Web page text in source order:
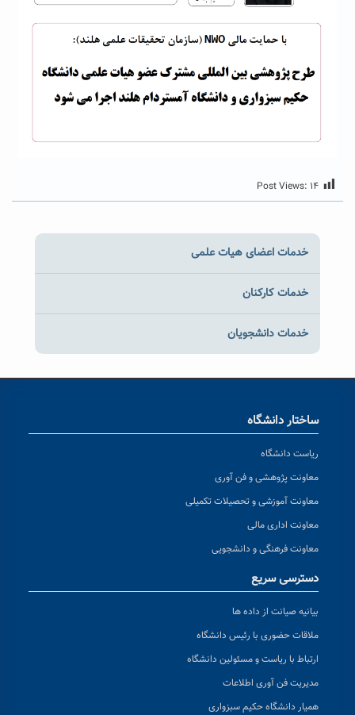
Post Views: ۱۴
خدمات اعضای هیات علمی
خدمات کارکنان
خدمات دانشجویان
ساختار دانشگاه
ریاست دانشگاه
معاونت پژوهشی و فن آوری
معاونت آموزشی و تحصیلات تکمیلی
معاونت اداری مالی
معاونت فرهنگی و دانشجویی
دسترسی سریع
بیانیه صیانت از داده ها
ملاقات حضوری با رئیس دانشگاه
ارتباط با ریاست و مسئولین دانشگاه
مدیریت فن آوری اطلاعات
همیار دانشگاه حکیم سبزواری